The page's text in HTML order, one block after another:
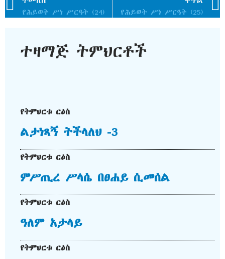
የሕይወት ሥነ ሥርዓት (24) የሕይወት ሥነ ሥርዓት (25)
ተዛማጅ ትምህርቶች
የትምህርቱ ርዕስ
ልታነጻኝ ትችላለህ -3
የትምህርቱ ርዕስ
ምሥጢረ ሥላሴ በፀሐይ ሲመሰል
የትምህርቱ ርዕስ
ዓለም አታላይ
የትምህርቱ ርዕስ